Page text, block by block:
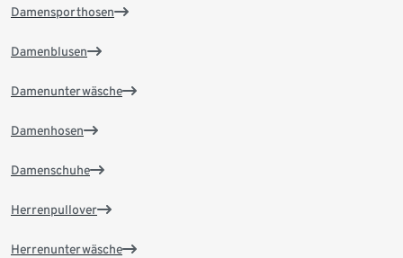
Damensporthosen
Damenblusen
Damenunterwäsche
Damenhosen
Damenschuhe
Herrenpullover
Herrenunterwäsche